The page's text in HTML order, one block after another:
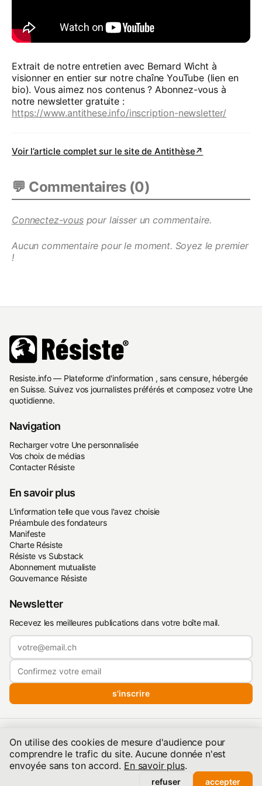
On utilise des cookies de mesure d'audience pour
comprendre le trafic du site. Aucune donnée n'est
envoyée sans ton accord. En savoir plus.
refuser accepter
Extrait de notre entretien avec Bernard Wicht à
visionner en entier sur notre chaîne YouTube (lien en
bio). Vous aimez nos contenus ? Abonnez-vous à
notre newsletter gratuite :
https://www.antithese.info/inscription-newsletter/
Voir l’article complet sur le site de Antithèse↗
💬 Commentaires (0)
Connectez-vouspour laisser un commentaire.
Aucun commentaire pour le moment. Soyez le premier
!
Resiste.info — Plateforme d'information , sans censure, hébergée
en Suisse. Suivez vos journalistes préférés et composez votre Une
quotidienne.
Navigation
Recharger votre Une personnalisée
Vos choix de médias
Contacter Résiste
En savoir plus
L'information telle que vous l'avez choisie
Préambule des fondateurs
Manifeste
Charte Résiste
Résiste vs Substack
Abonnement mutualiste
Gouvernance Résiste
Newsletter
Recevez les meilleures publications dans votre boîte mail.
s'inscrire
Conditions de publication
©2026 resiste.info | Hébergé quelque part dans les Alpes — Une
société de droit suisse